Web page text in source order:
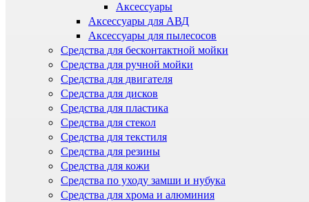
Аксессуары
Аксессуары для АВД
Аксессуары для пылесосов
Средства для бесконтактной мойки
Средства для ручной мойки
Средства для двигателя
Средства для дисков
Средства для пластика
Средства для стекол
Средства для текстиля
Средства для резины
Средства для кожи
Средства по уходу замши и нубука
Средства для хрома и алюминия